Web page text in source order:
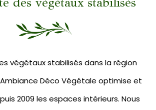
végétaux stabilisés dans la région
Déco Végétale optimise et
2009 les espaces intérieurs. Nous